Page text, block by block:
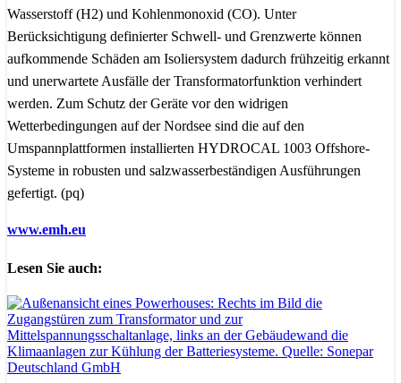
Wasserstoff (H2) und Kohlenmonoxid (CO). Unter
Berücksichtigung definierter Schwell- und Grenzwerte können
aufkommende Schäden am Isoliersystem dadurch frühzeitig erkannt
und unerwartete Ausfälle der Transformatorfunktion verhindert
werden. Zum Schutz der Geräte vor den widrigen
Wetterbedingungen auf der Nordsee sind die auf den
Umspannplattformen installierten HYDROCAL 1003 Offshore-
Systeme in robusten und salzwasserbeständigen Ausführungen
gefertigt. (pq)
www.emh.eu
Lesen Sie auch: